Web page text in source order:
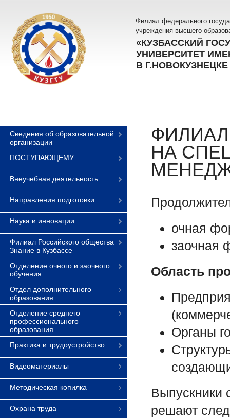
Филиал федерального
учреждения высшего
«КУЗБАССКИЙ
УНИВЕРСИТЕТ
В Г.НОВОКУЗНЕЦКЕ
Сведения об образовательной
организации
ПОСТУПАЮЩЕМУ
Внеучебная деятельность
Направления подготовки
Наука и инновации
Филиал Российского общества
Знание в Кузбассе
Отделение очного и заочного
обучения
Отдел дополнительного
образования
Отделение среднего
профессионального
образования
Практика и трудоустройство
Видеоматериалы
Методическая копилка
Охрана труда
НА
очная
заочная
Область
Органы
Выпускники
решают